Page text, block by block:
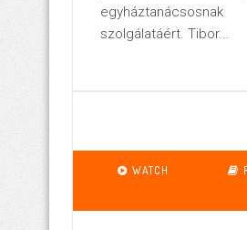
egyháztanácsosnak
szolgálatáért. Tibor...
WATCH